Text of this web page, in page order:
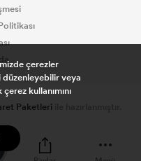
Paketleri
çerezler
düzenleyebilir veya
kullanımını